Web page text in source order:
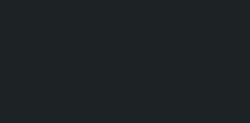
पनि दिक्क भएको भन्दै
गर्छु, नागरिकताको